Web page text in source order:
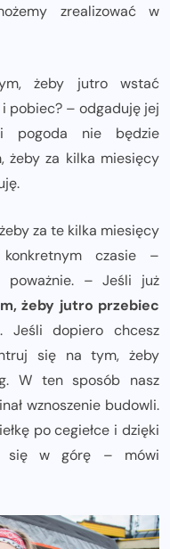
zrealizować w
żeby jutro wstać
pobiec? – odgaduję jej
pogoda nie będzie
żeby za kilka miesięcy
za te kilka miesięcy
czasie –
poważnie. – Jeśli już
żeby jutro przebiec
. Jeśli dopiero chcesz
się na tym, żeby
W ten sposób nasz
wznoszenie budowli.
po cegiełce i dzięki
się w górę – mówi